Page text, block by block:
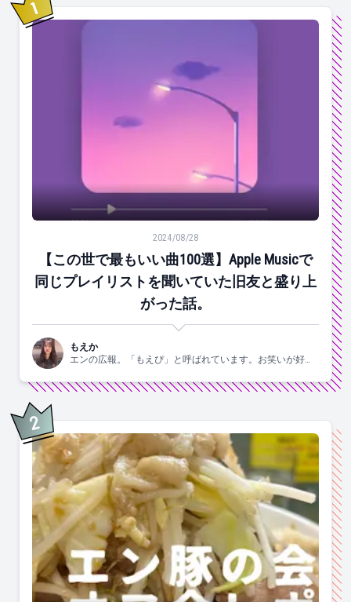
1位
【この世で最もいい曲100選】Apple Musicで同じプレ
2024/08/28
【この世で最もいい曲100選】Apple Musicで
同じプレイリストを聞いていた旧友と盛り上
がった話。
もえか
エンの広報。「もえぴ」と呼ばれています。お笑いが好
2位